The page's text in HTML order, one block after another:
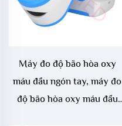
Máy đo độ bão hòa oxy
máu đầu ngón tay, máy đo
độ bão hòa oxy máu đầu